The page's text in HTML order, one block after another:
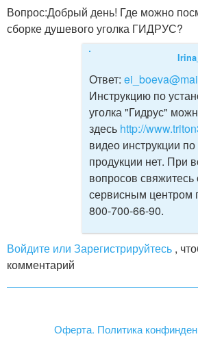
Вопрос:Добрый день! Где можно
сборке душевого уголка ГИДРУС?
Ответ:
Инструкцию по
уголка "Гидрус"
здесь http://
видео инструкции
продукции нет. При
вопросов
сервисным центром
800-700-66-90.
Войдите или Зарегистрируйтесь ,
комментарий
Оферта. Политика